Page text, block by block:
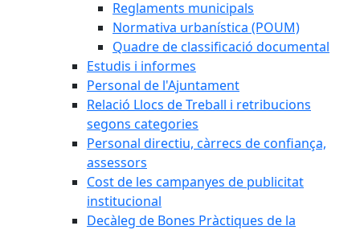
Reglaments municipals
Normativa urbanística (POUM)
Quadre de classificació documental
Estudis i informes
Personal de l'Ajuntament
Relació Llocs de Treball i retribucions
segons categories
Personal directiu, càrrecs de confiança,
assessors
Cost de les campanyes de publicitat
institucional
Decàleg de Bones Pràctiques de la